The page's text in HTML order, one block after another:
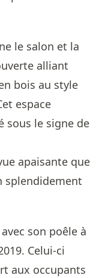
le salon et la
alliant
bois au style
espace
sous le signe de
son poêle à
Celui-ci
aux occupants